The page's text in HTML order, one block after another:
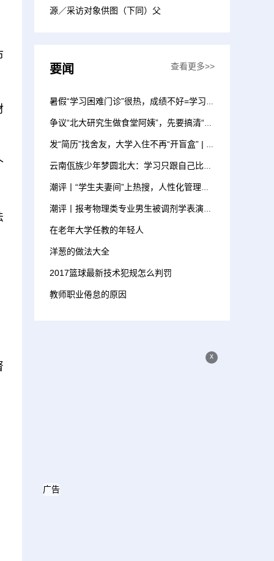
源／采访对象供图（下同）父
要闻 查看更多>>
暑假“学习困难门诊”很热，成绩不好=学习困难吗？
争议“北大研究生做食堂阿姨”，先要搞清“管培生”是什么丨时评
发“简历”找舍友，大学入住不再“开盲盒” | 新京报快评
云南佤族少年梦圆北大：学习只跟自己比，想做AI领域研究
潮评丨“学生夫妻间”上热搜，人性化管理值得借鉴推广
潮评丨报考物理类专业男生被调剂学表演，调剂也该有些章法
在老年大学任教的年轻人​
洋葱的做法大全
2017篮球最新技术犯规怎么判罚
教师职业倦怠的原因
x
广告